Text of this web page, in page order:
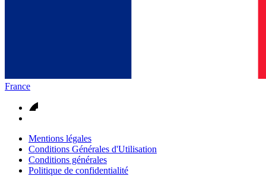
France
Mentions légales
Conditions Générales d'Utilisation
Conditions générales
Politique de confidentialité